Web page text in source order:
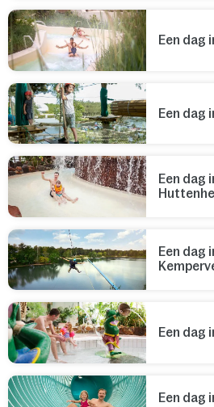
Een dag
Een dag
Een dag
Een dag
Een dag
Een dag